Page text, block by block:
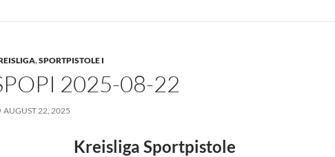
,SPORTPISTOLE I
2025-08-22
AUGUST 22, 2025
Kreisliga Sportpistole